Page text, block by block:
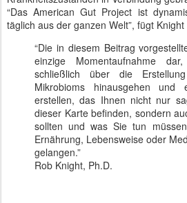
“Das American Gut Project ist
täglich aus der ganzen Welt”, fügt Knight
“Die in diesem Beitrag
einzige Momentaufnahme
schließlich über die
Mikrobioms hinausgehen und
erstellen, das Ihnen nicht nur
dieser Karte befinden, sondern
sollten und was Sie tun
Ernährung, Lebensweise oder
gelangen.”
Rob Knight, Ph.D.